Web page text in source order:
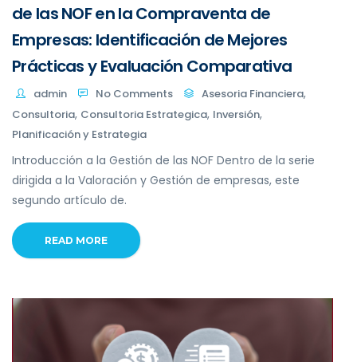
de las NOF en la Compraventa de
Empresas: Identificación de Mejores
Prácticas y Evaluación Comparativa
admin No Comments Asesoria Financiera,
Consultoria, Consultoria Estrategica, Inversión,
Planificación y Estrategia
Introducción a la Gestión de las NOF Dentro de la serie
dirigida a la Valoración y Gestión de empresas, este
segundo artículo de.
READ MORE